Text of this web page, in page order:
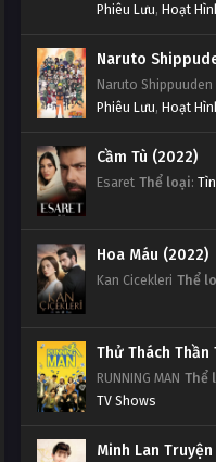
Phiêu Lưu, Hoạt
Naruto
Naruto Shippuuden
Phiêu Lưu, Hoạt
Cầm Tù (2022)
Esaret Thể loại:
Hoa Máu (2022)
Kan Cicekleri Thể
Thử Thách Thần
RUNNING MAN Thể
TV Shows
Minh Lan